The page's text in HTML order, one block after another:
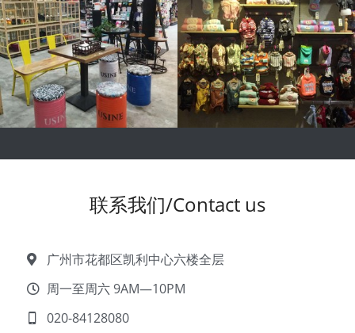
联系我们/Contact us
广州市花都区凯利中心六楼全层
周一至周六 9AM—10PM
020-84128080